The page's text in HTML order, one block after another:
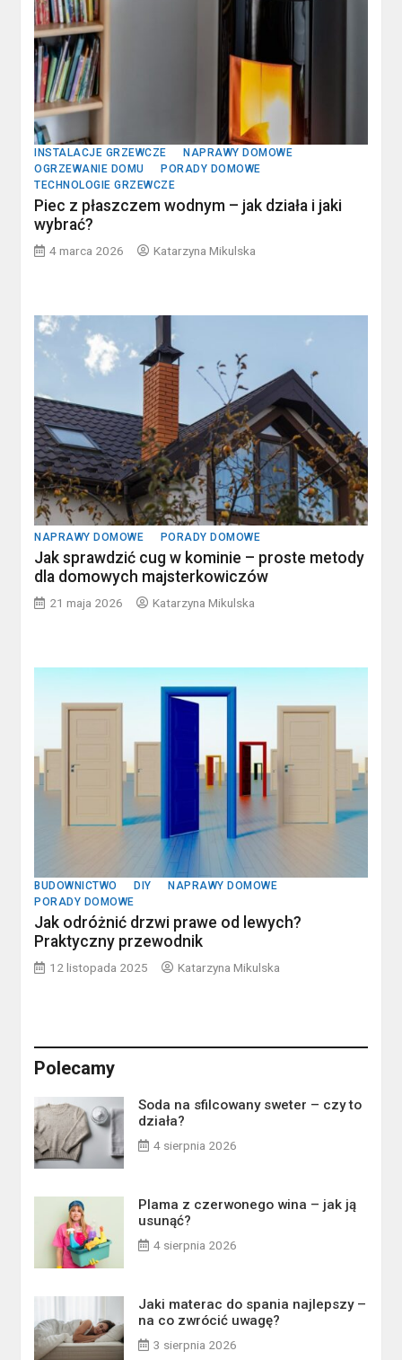
INSTALACJE GRZEWCZE
NAPRAWY DOMOWE
OGRZEWANIE DOMU
PORADY DOMOWE
TECHNOLOGIE GRZEWCZE
Piec z płaszczem wodnym – jak działa i jaki
wybrać?
4 marca 2026 Katarzyna Mikulska
NAPRAWY DOMOWE PORADY DOMOWE
Jak sprawdzić cug w kominie – proste metody
dla domowych majsterkowiczów
21 maja 2026 Katarzyna Mikulska
BUDOWNICTWO DIY
NAPRAWY DOMOWE
PORADY DOMOWE
Jak odróżnić drzwi prawe od lewych?
Praktyczny przewodnik
12 listopada 2025 Katarzyna Mikulska
Polecamy
Soda na sfilcowany sweter – czy to
działa?
4 sierpnia 2026
Plama z czerwonego wina – jak ją
usunąć?
4 sierpnia 2026
Jaki materac do spania najlepszy –
na co zwrócić uwagę?
3 sierpnia 2026